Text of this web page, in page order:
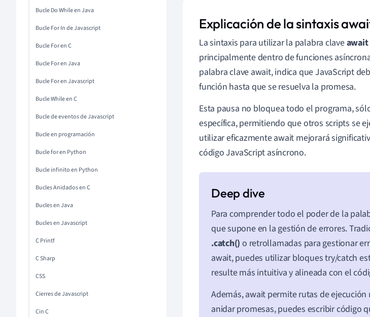
Bucle Do While en Java
Bucle For In de Javascript
Bucle For en C
Bucle For en Java
Bucle For en Javascript
Bucle While en C
Bucle de eventos de Javascript
Bucle en programación
Bucle for en Python
Bucle infinito en Python
Bucles Anidados en C
Bucles en Java
Bucles en Javascript
C Printf
C Sharp
CSS
Cierres de Javascript
Cin C
Explicación de la sintaxis
La sintaxis para utilizar la palabra claveawait
principalmente dentro de funciones
palabra clave await, indica que JavaScript
función hasta que se resuelva la promesa.
Esta pausa no bloquea todo el programa,
específica, permitiendo que otros scripts se
utilizar eficazmente await mejorará
código JavaScript asíncrono.
Para comprender todo el poder de la
que supone en la gestión de errores.
.catch() o retrollamadas para gestionar
await, puedes utilizar bloques try/catch
resulte más intuitiva y alineada con el
Además, await permite rutas de
anidar promesas, puedes escribir código